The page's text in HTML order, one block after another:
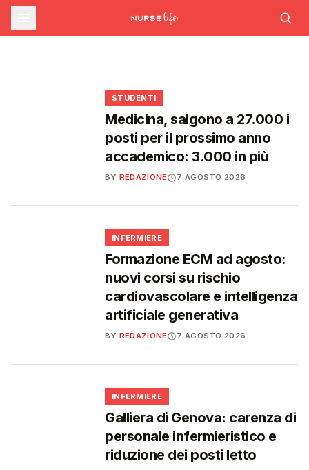
sfide che decideranno il futuro del
Ssn
Decreto PA e sanità: nuovo commissario per
le scorte Covid, liste d'attesa al Siveas e
INFERMIERE
Decreto PA: nuove regole per scorte Covid,
STUDENTI
Medicina, salgono a 27.000 i
posti per il prossimo anno
accademico: 3.000 in più
BY REDAZIONE 7 AGOSTO 2026
INFERMIERE
Formazione ECM ad agosto:
nuovi corsi su rischio
cardiovascolare e intelligenza
artificiale generativa
BY REDAZIONE 7 AGOSTO 2026
INFERMIERE
Galliera di Genova: carenza di
personale infermieristico e
riduzione dei posti letto